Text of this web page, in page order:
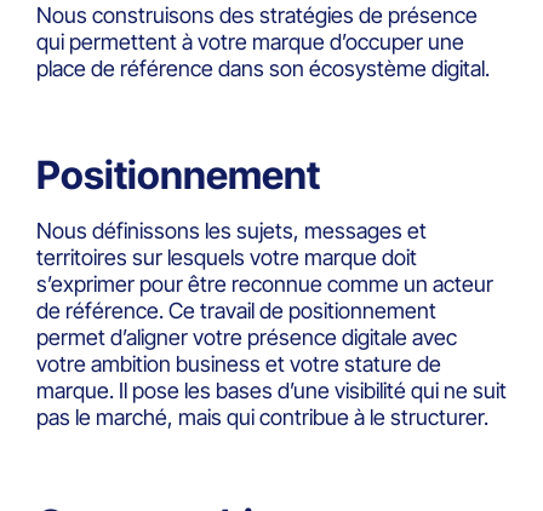
Nous construisons des stratégies de présence
qui permettent à votre marque d’occuper une
place de référence dans son écosystème digital.
Positionnement
Nous définissons les sujets, messages et
territoires sur lesquels votre marque doit
s’exprimer pour être reconnue comme un acteur
de référence. Ce travail de positionnement
permet d’aligner votre présence digitale avec
votre ambition business et votre stature de
marque. Il pose les bases d’une visibilité qui ne suit
pas le marché, mais qui contribue à le structurer.